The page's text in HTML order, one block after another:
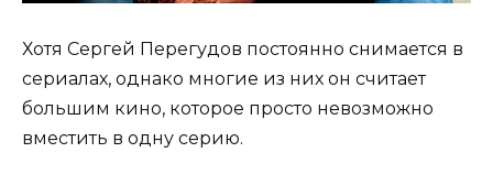
Хотя Сергей Перегудов постоянно снимается в
сериалах, однако многие из них он считает
большим кино, которое просто невозможно
вместить в одну серию.